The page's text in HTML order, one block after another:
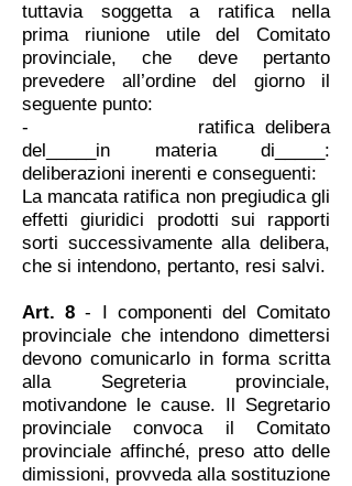
tuttavia soggetta a ratifica nella
prima riunione utile del Comitato
provinciale, che deve pertanto
prevedere all’ordine del giorno il
seguente punto:
- ratifica delibera
del_____in materia di_____:
deliberazioni inerenti e conseguenti:
La mancata ratifica non pregiudica gli
effetti giuridici prodotti sui rapporti
sorti successivamente alla delibera,
che si intendono, pertanto, resi salvi.
Art. 8 - I componenti del Comitato
provinciale che intendono dimettersi
devono comunicarlo in forma scritta
alla Segreteria provinciale,
motivandone le cause. Il Segretario
provinciale convoca il Comitato
provinciale affinché, preso atto delle
dimissioni, provveda alla sostituzione